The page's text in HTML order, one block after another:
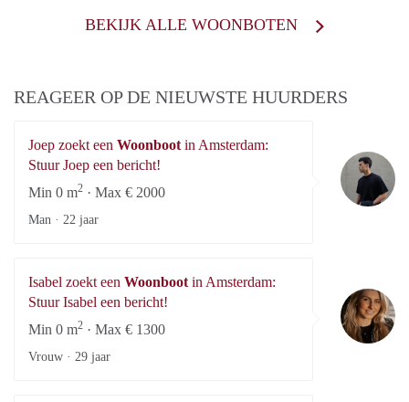
BEKIJK ALLE WOONBOTEN
REAGEER OP DE NIEUWSTE HUURDERS
Joep zoekt een Woonboot in Amsterdam:
Stuur Joep een bericht!
Min 0 m2 · Max € 2000
Man · 22 jaar
Isabel zoekt een Woonboot in Amsterdam:
Stuur Isabel een bericht!
Min 0 m2 · Max € 1300
Vrouw · 29 jaar